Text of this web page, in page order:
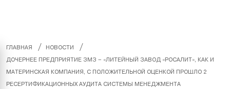
ГЛАВНАЯ / НОВОСТИ /
ДОЧЕРНЕЕ ПРЕДПРИЯТИЕ ЗМЗ – «ЛИТЕЙНЫЙ ЗАВОД «РОСАЛИТ», КАК И
МАТЕРИНСКАЯ КОМПАНИЯ, С ПОЛОЖИТЕЛЬНОЙ ОЦЕНКОЙ ПРОШЛО 2
РЕСЕРТИФИКАЦИОННЫХ АУДИТА СИСТЕМЫ МЕНЕДЖМЕНТА